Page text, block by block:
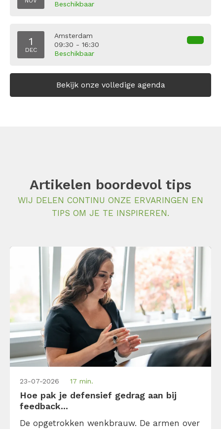
Beschikbaar
1
DEC
Amsterdam
09:30 - 16:30
Beschikbaar
Bekijk onze volledige agenda
Artikelen boordevol tips
WIJ DELEN CONTINU ONZE ERVARINGEN EN
TIPS OM JE TE INSPIREREN.
23-07-2026 17 min.
Hoe pak je defensief gedrag aan bij
feedback...
De opgetrokken wenkbrauw. De armen over